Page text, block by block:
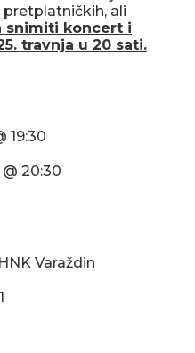
pretplatničkih, ali
snimiti koncert i
travnja u 20 sati.
19:30
20:30
Varaždin